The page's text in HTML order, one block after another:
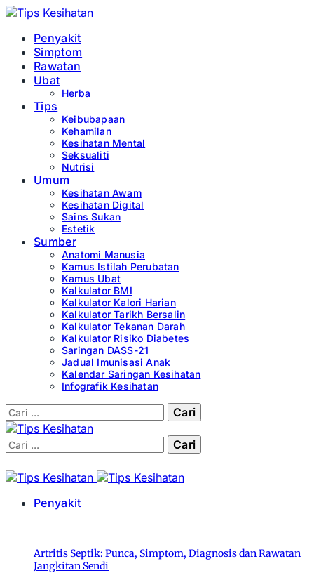
Penyakit
Simptom
Rawatan
Ubat
Herba
Tips
Keibubapaan
Kehamilan
Kesihatan Mental
Seksualiti
Nutrisi
Umum
Kesihatan Awam
Kesihatan Digital
Sains Sukan
Estetik
Sumber
Anatomi Manusia
Kamus Istilah Perubatan
Kamus Ubat
Kalkulator BMI
Kalkulator Kalori Harian
Kalkulator Tarikh Bersalin
Kalkulator Tekanan Darah
Kalkulator Risiko Diabetes
Saringan DASS-21
Jadual Imunisasi Anak
Kalendar Saringan Kesihatan
Infografik Kesihatan
Cari:
Cari:
Penyakit
Artritis Septik: Punca, Simptom, Diagnosis dan Rawatan
Jangkitan Sendi